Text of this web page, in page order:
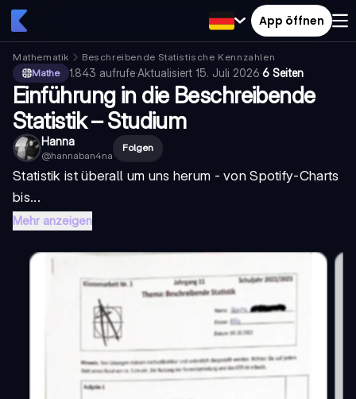
App öffnen
Mathematik
Beschreibende Statistische Kennzahlen
Mathe
1.843 aufrufe·Aktualisiert 15. Juli 2026·6 Seiten
Einführung in die Beschreibende
Statistik – Studium
Hanna
@hannaban4na
Folgen
Statistik ist überall um uns herum - von Spotify-Charts
bis...
Mehr anzeigen